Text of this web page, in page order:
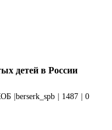
детей в России
berserk_spb 1487
0